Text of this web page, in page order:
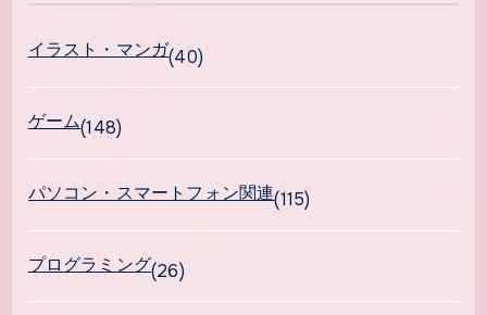
イラスト・マンガ(40)
ゲーム(148)
パソコン・スマートフォン関連(115)
プログラミング(26)